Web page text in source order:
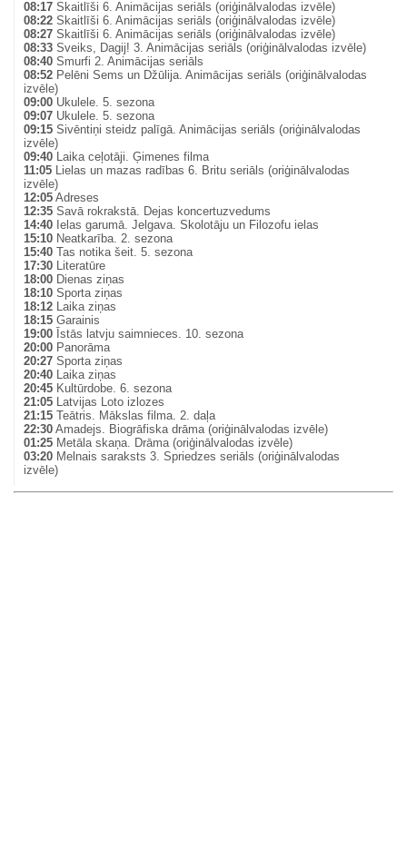
08:17 Skaitlīši 6. Animācijas seriāls (oriģinālvalodas izvēle)
08:22 Skaitlīši 6. Animācijas seriāls (oriģinālvalodas izvēle)
08:27 Skaitlīši 6. Animācijas seriāls (oriģinālvalodas izvēle)
08:33 Sveiks, Dagij! 3. Animācijas seriāls (oriģinālvalodas izvēle)
08:40 Smurfi 2. Animācijas seriāls
08:52 Pelēni Sems un Džūlija. Animācijas seriāls (oriģinālvalodas
izvēle)
09:00 Ukulele. 5. sezona
09:07 Ukulele. 5. sezona
09:15 Sivēntiņi steidz palīgā. Animācijas seriāls (oriģinālvalodas
izvēle)
09:40 Laika ceļotāji. Ģimenes filma
11:05 Lielas un mazas radības 6. Britu seriāls (oriģinālvalodas
izvēle)
12:05 Adreses
12:35 Savā rokrakstā. Dejas koncertuzvedums
14:40 Ielas garumā. Jelgava. Skolotāju un Filozofu ielas
15:10 Neatkarība. 2. sezona
15:40 Tas notika šeit. 5. sezona
17:30 Literatūre
18:00 Dienas ziņas
18:10 Sporta ziņas
18:12 Laika ziņas
18:15 Garainis
19:00 Īstās latvju saimnieces. 10. sezona
20:00 Panorāma
20:27 Sporta ziņas
20:40 Laika ziņas
20:45 Kultūrdobe. 6. sezona
21:05 Latvijas Loto izlozes
21:15 Teātris. Mākslas filma. 2. daļa
22:30 Amadejs. Biogrāfiska drāma (oriģinālvalodas izvēle)
01:25 Metāla skaņa. Drāma (oriģinālvalodas izvēle)
03:20 Melnais saraksts 3. Spriedzes seriāls (oriģinālvalodas
izvēle)